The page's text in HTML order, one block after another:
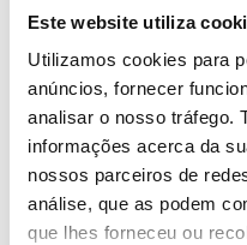
Este website utiliza
Utilizamos cookies para
anúncios, fornecer
analisar o nosso tráfego.
informações acerca da
nossos parceiros de
análise, que as podem
que lhes forneceu ou
preço
original
era:
11,45 €.
preço
atual
é:
Abre e Aprende: 1, 2, 3
Emma Munro Smith